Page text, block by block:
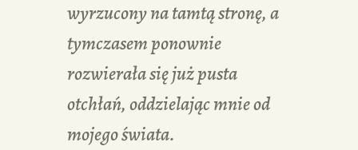
wyrzucony na tamtą stronę, a
tymczasem ponownie
rozwierała się już pusta
otchłań, oddzielając mnie od
mojego świata.